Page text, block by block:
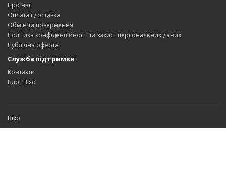
Про нас
Оплата і доставка
Обмін та повернення
Політика конфіденційності та захист персональних даних
Публічна оферта
Служба підтримки
Контакти
Блог Bixo
Bixo